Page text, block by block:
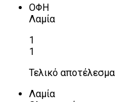
ΟΦΗ
Λαμία
1
1
Τελικό αποτέλεσμα
Λαμία